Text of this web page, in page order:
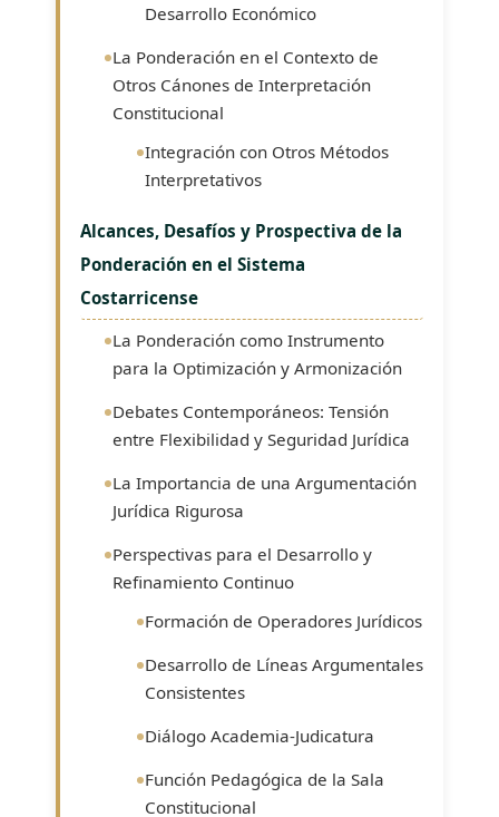
Desarrollo Económico
La Ponderación en el Contexto de
Otros Cánones de Interpretación
Constitucional
Integración con Otros Métodos
Interpretativos
Alcances, Desafíos y Prospectiva de la
Ponderación en el Sistema
Costarricense
La Ponderación como Instrumento
para la Optimización y Armonización
Debates Contemporáneos: Tensión
entre Flexibilidad y Seguridad Jurídica
La Importancia de una Argumentación
Jurídica Rigurosa
Perspectivas para el Desarrollo y
Refinamiento Continuo
Formación de Operadores Jurídicos
Desarrollo de Líneas Argumentales
Consistentes
Diálogo Academia-Judicatura
Función Pedagógica de la Sala
Constitucional